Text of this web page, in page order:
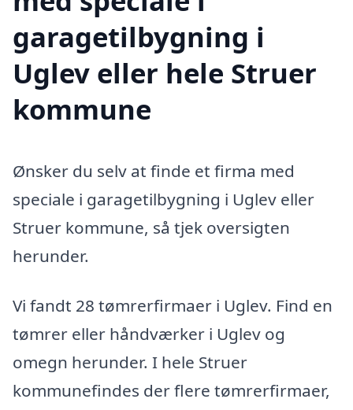
garagetilbygning i
Uglev eller hele Struer
kommune
Ønsker du selv at finde et firma med
speciale i garagetilbygning i Uglev eller
Struer kommune, så tjek oversigten
herunder.
Vi fandt 28 tømrerfirmaer i Uglev. Find en
tømrer eller håndværker i Uglev og
omegn herunder. I hele Struer
kommunefindes der flere tømrerfirmaer,